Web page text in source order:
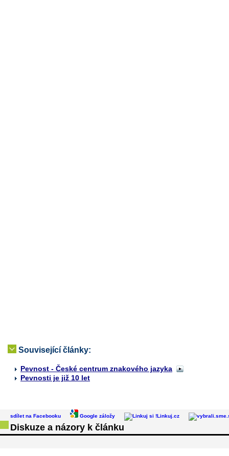
Související články:
Pevnost - České centrum znakového jazyka
Pevnosti je již 10 let
sdílet na Facebooku Google záložy Linkuj.cz
Diskuze a názory k článku